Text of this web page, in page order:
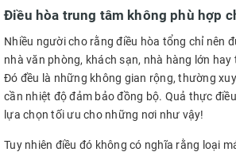
Điều hòa trung tâm không phù hợp
Nhiều người cho rằng điều hòa tổng chỉ nên
nhà văn phòng, khách sạn, nhà hàng lớn
Đó đều là những không gian rộng, thường
cần nhiệt độ đảm bảo đồng bộ. Quả thực
lựa chọn tối ưu cho những nơi như vậy!
Tuy nhiên điều đó không có nghĩa rằng loại